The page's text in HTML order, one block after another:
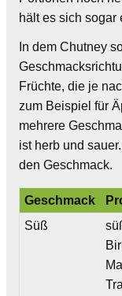
hält es sich sogar
In dem Chutney
Früchte, die je
zum Beispiel für
mehrere
ist herb und
den Geschmack.
Geschmack
Süß